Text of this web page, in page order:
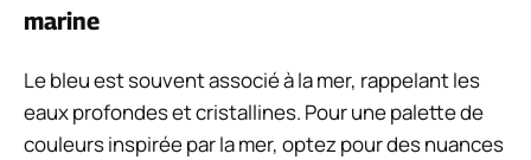
marine
Le bleu est souvent associé à la mer, rappelant les
eaux profondes et cristallines. Pour une palette de
couleurs inspirée par la mer, optez pour des nuances